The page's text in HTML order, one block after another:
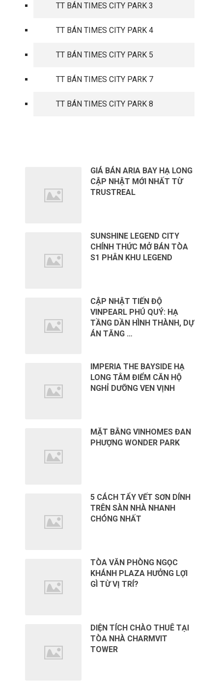
TT BÁN TIMES CITY PARK 3
TT BÁN TIMES CITY PARK 4
TT BÁN TIMES CITY PARK 5
TT BÁN TIMES CITY PARK 7
TT BÁN TIMES CITY PARK 8
GIÁ BÁN ARIA BAY HẠ LONG
CẬP NHẬT MỚI NHẤT TỪ
TRUSTREAL
SUNSHINE LEGEND CITY
CHÍNH THỨC MỞ BÁN TÒA
S1 PHÂN KHU LEGEND
CẬP NHẬT TIẾN ĐỘ
VINPEARL PHÚ QUÝ: HẠ
TẦNG DẦN HÌNH THÀNH, DỰ
ÁN TĂNG …
IMPERIA THE BAYSIDE HẠ
LONG TÂM ĐIỂM CĂN HỘ
NGHỈ DƯỠNG VEN VỊNH
MẶT BẰNG VINHOMES ĐAN
PHƯỢNG WONDER PARK
5 CÁCH TẨY VẾT SƠN DÍNH
TRÊN SÀN NHÀ NHANH
CHÓNG NHẤT
TÒA VĂN PHÒNG NGỌC
KHÁNH PLAZA HƯỞNG LỢI
GÌ TỪ VỊ TRÍ?
DIỆN TÍCH CHÀO THUÊ TẠI
TÒA NHÀ CHARMVIT
TOWER